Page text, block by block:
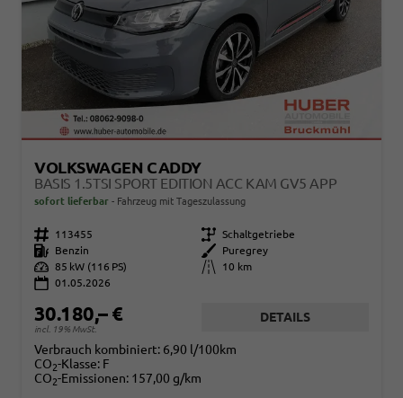
VOLKSWAGEN CADDY
BASIS 1.5TSI SPORT EDITION ACC KAM GV5 APP
sofort lieferbar Fahrzeug mit Tageszulassung
Fahrzeugnr. 113455 Getriebe Schaltgetriebe
Kraftstoff
Benzin Außenfarbe
Puregrey
Leistung 85 kW (116 PS) Kilometerstand
10 km
01.05.2026
30.180,– €
incl. 19% MwSt.
DETAILS
Verbrauch kombiniert: 6,90 l/100km
CO2-Klasse: F
CO2-Emissionen: 157,00 g/km